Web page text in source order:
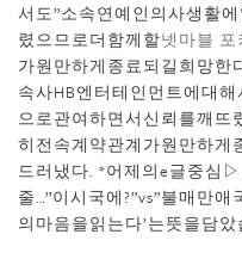
서도”소속연예인의사생활
렸으므로더함께할넷마블 포
가원만하게종료되길희망한
속사HB엔터테인먼트에대
으로관여하면서신뢰를깨뜨
히전속계약관계가원만하게
드러냈다. *어제의e글중심▷
줄…”이시국에?”vs”불매만
의마음을읽는다’는뜻을담았